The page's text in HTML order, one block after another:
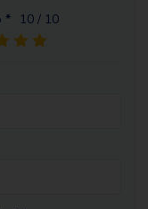
* 10 / 10